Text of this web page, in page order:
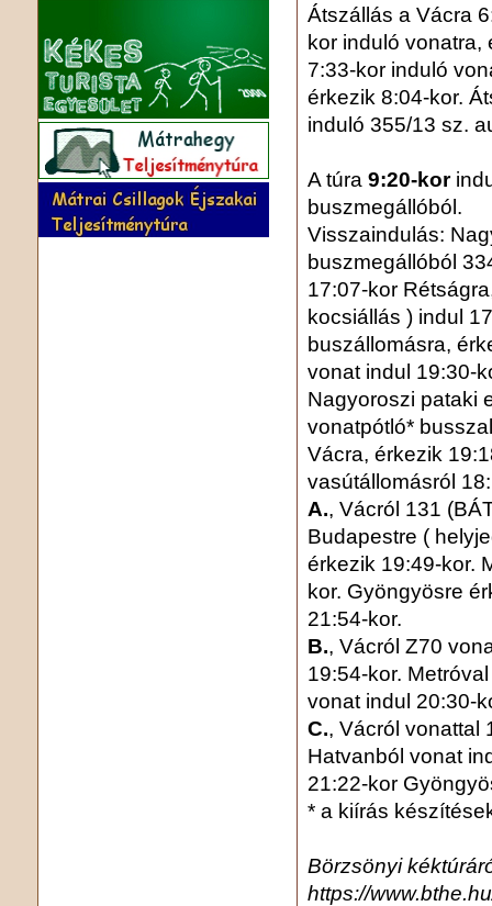
Átszállás a Vácra
kor induló vonatra,
7:33-kor induló
érkezik 8:04-kor.
induló 355/13 sz.
A túra 9:20-kor
buszmegállóból.
Visszaindulás:
buszmegállóból
17:07-kor
kocsiállás ) indul
buszállomásra,
vonat indul 19:30-
Nagyoroszi pataki
vonatpótló*
Vácra, érkezik
vasútállomásról
A., Vácról 131
Budapestre (
érkezik 19:49-kor.
kor. Gyöngyösre
21:54-kor.
B., Vácról Z70
19:54-kor.
vonat indul 20:30-
C., Vácról vonattal
Hatvanból vonat
21:22-kor
* a kiírás
Börzsönyi
https://